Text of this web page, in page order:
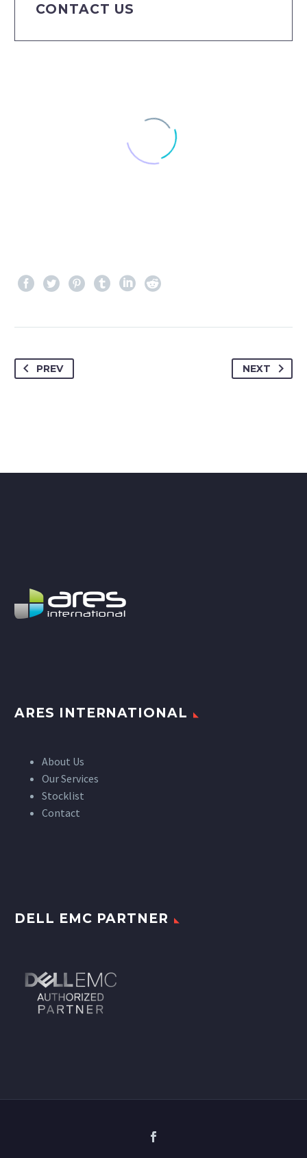
CONTACT US
PREV NEXT
ARES INTERNATIONAL
About Us
Our Services
Stocklist
Contact
DELL EMC PARTNER